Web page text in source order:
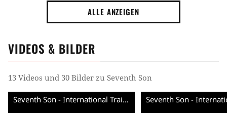
ALLE ANZEIGEN
VIDEOS & BILDER
13 Videos und 30 Bilder zu Seventh Son
Seventh Son - International Trailer (Deutsch) HD